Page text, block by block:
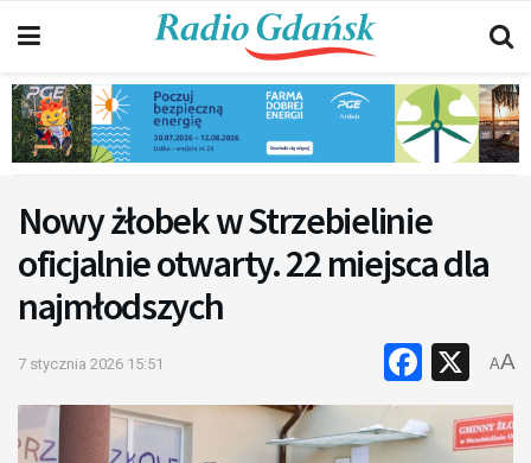
Nowy żłobek w Strzebielinie
oficjalnie otwarty. 22 miejsca dla
najmłodszych
7 stycznia 2026 15:51 X
AA